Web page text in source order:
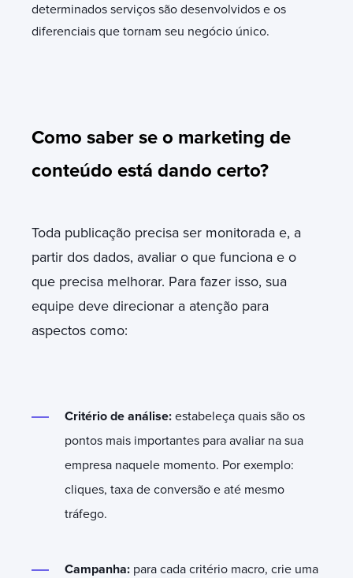
determinados serviços são desenvolvidos e os
diferenciais que tornam seu negócio único.
Como saber se o marketing de
conteúdo está dando certo?
Toda publicação precisa ser monitorada e, a
partir dos dados, avaliar o que funciona e o
que precisa melhorar. Para fazer isso, sua
equipe deve direcionar a atenção para
aspectos como:
Critério de análise: estabeleça quais são os
pontos mais importantes para avaliar na sua
empresa naquele momento. Por exemplo:
cliques, taxa de conversão e até mesmo
tráfego.
Campanha: para cada critério macro, crie uma